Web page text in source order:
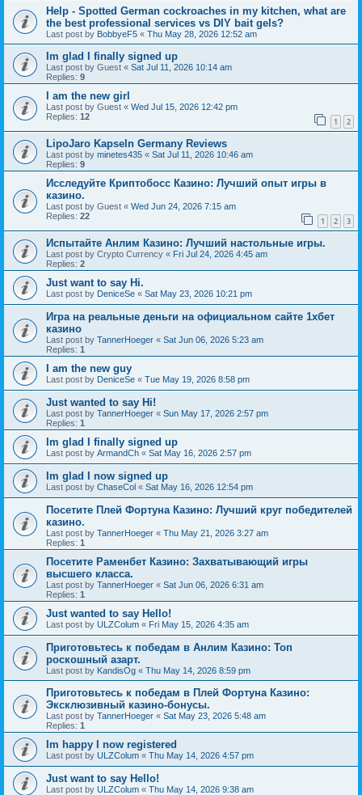
Help - Spotted German cockroaches in my kitchen, what are
the best professional services vs DIY bait gels?
Last post by BobbyeF5 « Thu May 28, 2026 12:52 am
Im glad I finally signed up
Last post by Guest « Sat Jul 11, 2026 10:14 am
Replies: 9
I am the new girl
Last post by Guest « Wed Jul 15, 2026 12:42 pm
Replies: 12 1 2
LipoJaro Kapseln Germany Reviews
Last post by minetes435 « Sat Jul 11, 2026 10:46 am
Replies: 9
Исследуйте Криптобосс Казино: Лучший опыт игры в
казино.
Last post by Guest « Wed Jun 24, 2026 7:15 am
Replies: 22 1 2 3
Испытайте Анлим Казино: Лучший настольные игры.
Last post by Crypto Currency « Fri Jul 24, 2026 4:45 am
Replies: 2
Just want to say Hi.
Last post by DeniceSe « Sat May 23, 2026 10:21 pm
Игра на реальные деньги на официальном сайте 1хбет
казино
Last post by TannerHoeger « Sat Jun 06, 2026 5:23 am
Replies: 1
I am the new guy
Last post by DeniceSe « Tue May 19, 2026 8:58 pm
Just wanted to say Hi!
Last post by TannerHoeger « Sun May 17, 2026 2:57 pm
Replies: 1
Im glad I finally signed up
Last post by ArmandCh « Sat May 16, 2026 2:57 pm
Im glad I now signed up
Last post by ChaseCol « Sat May 16, 2026 12:54 pm
Посетите Плей Фортуна Казино: Лучший круг победителей
казино.
Last post by TannerHoeger « Thu May 21, 2026 3:27 am
Replies: 1
Посетите Раменбет Казино: Захватывающий игры
высшего класса.
Last post by TannerHoeger « Sat Jun 06, 2026 6:31 am
Replies: 1
Just wanted to say Hello!
Last post by ULZColum « Fri May 15, 2026 4:35 am
Приготовьтесь к победам в Анлим Казино: Топ
роскошный азарт.
Last post by KandisOg « Thu May 14, 2026 8:59 pm
Приготовьтесь к победам в Плей Фортуна Казино:
Эксклюзивный казино-бонусы.
Last post by TannerHoeger « Sat May 23, 2026 5:48 am
Replies: 1
Im happy I now registered
Last post by ULZColum « Thu May 14, 2026 4:57 pm
Just want to say Hello!
Last post by ULZColum « Thu May 14, 2026 9:38 am